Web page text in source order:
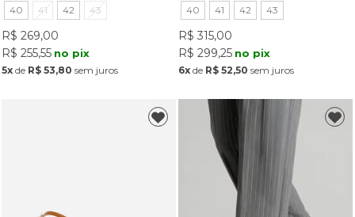
40 41 42 43
R$ 269,00
R$ 255,55 no pix
5xde R$ 53,80 sem juros
40 41 42 43
R$ 315,00
R$ 299,25 no pix
6x de R$ 52,50 sem juros